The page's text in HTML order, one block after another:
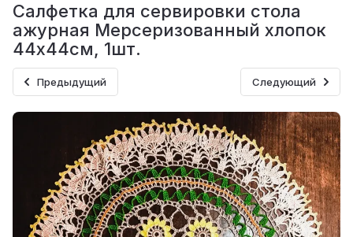
Салфетка для сервировки стола
ажурная Мерсеризованный хлопок
44x44см, 1шт.
Предыдущий Следующий